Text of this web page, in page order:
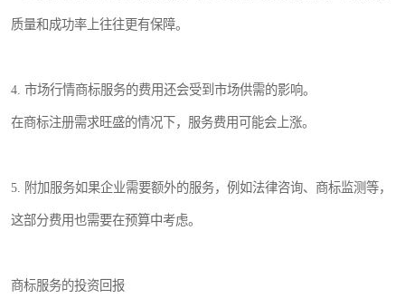
质量和成功率上往往更有保障。
4. 市场行情商标服务的费用还会受到市场供需的影响。
在商标注册需求旺盛的情况下，服务费用可能会上涨。
5. 附加服务如果企业需要额外的服务，例如法律咨询、商标监测等，
这部分费用也需要在预算中考虑。
商标服务的投资回报